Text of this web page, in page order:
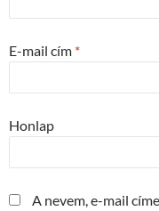
E-mail cím *
Honlap
A nevem, e-mail